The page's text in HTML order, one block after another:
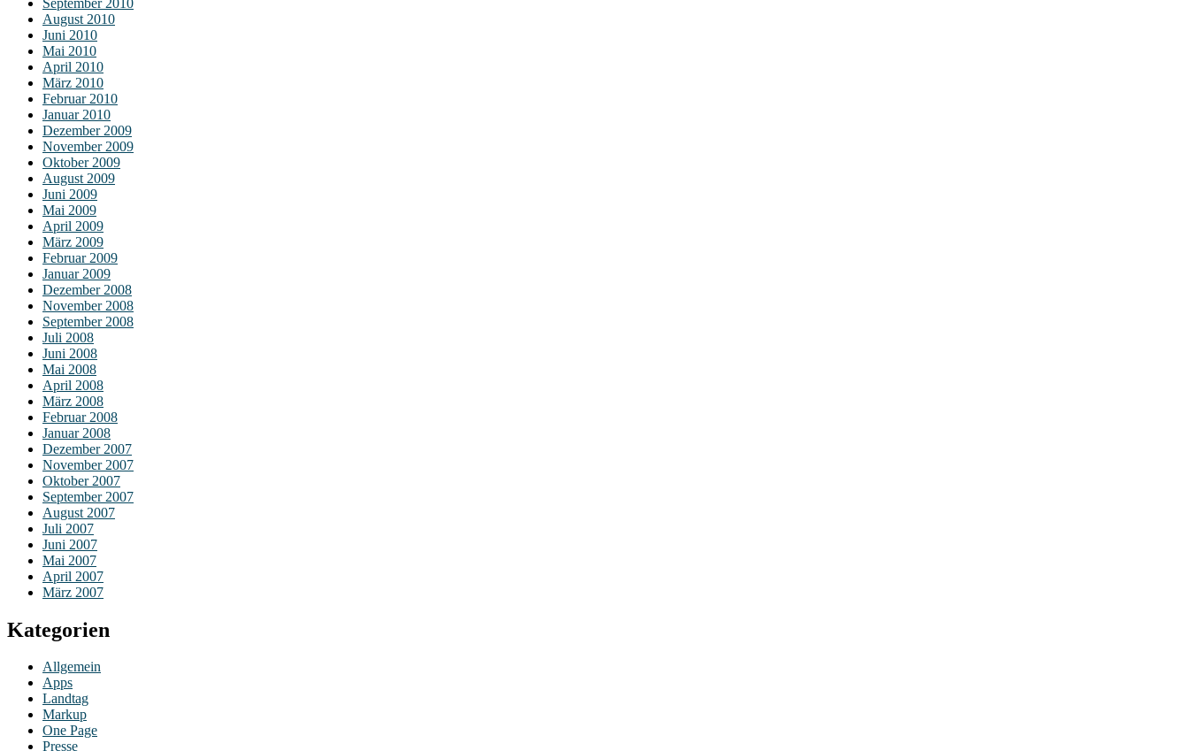
August 2010
Juni 2010
Mai 2010
April 2010
März 2010
Februar 2010
Januar 2010
Dezember 2009
November 2009
Oktober 2009
August 2009
Juni 2009
Mai 2009
April 2009
März 2009
Februar 2009
Januar 2009
Dezember 2008
November 2008
September 2008
Juli 2008
Juni 2008
Mai 2008
April 2008
März 2008
Februar 2008
Januar 2008
Dezember 2007
November 2007
Oktober 2007
September 2007
August 2007
Juli 2007
Juni 2007
Mai 2007
April 2007
März 2007
Kategorien
Allgemein
Apps
Landtag
Markup
One Page
Presse